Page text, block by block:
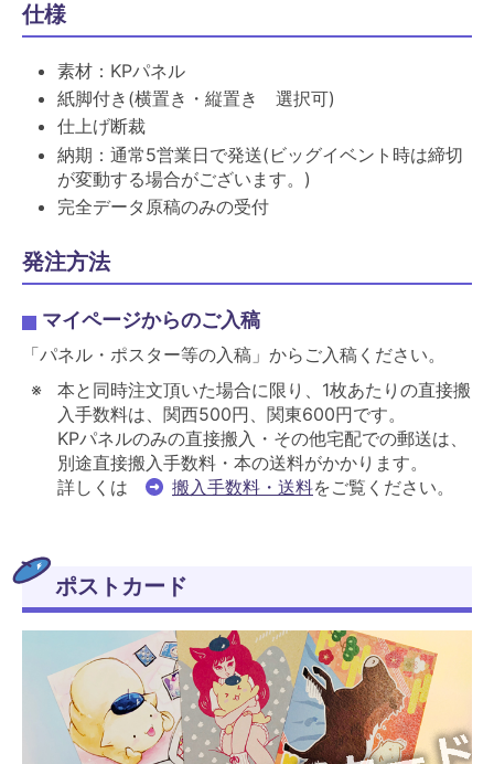
仕様
素材：KPパネル
紙脚付き(横置き・縦置き 選択可)
仕上げ断裁
納期：通常5営業日で発送(ビッグイベント時は締切
が変動する場合がございます。)
完全データ原稿のみの受付
発注方法
マイページからのご入稿
「パネル・ポスター等の入稿」からご入稿ください。
本と同時注文頂いた場合に限り、1枚あたりの直接搬
入手数料は、関西500円、関東600円です。
KPパネルのみの直接搬入・その他宅配での郵送は、
別途直接搬入手数料・本の送料がかかります。
詳しくは
搬入手数料・送料をご覧ください。
ポストカード